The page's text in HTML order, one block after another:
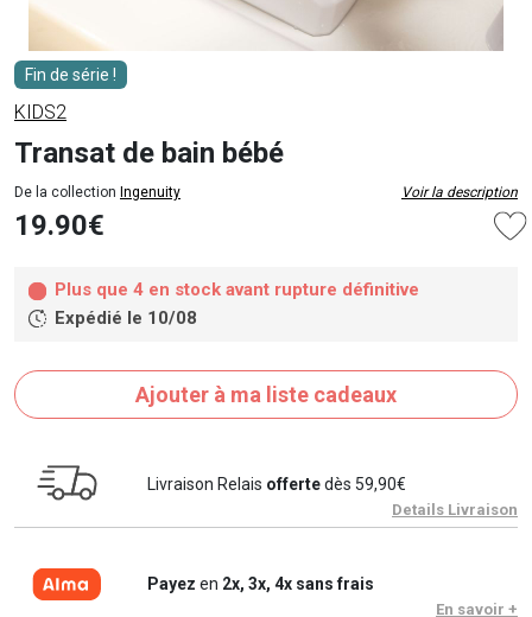
Fin de série !
KIDS2
Transat de bain bébé
De la collection Ingenuity Voir la description
19.90€
Plus que 4 en stock avant rupture définitive
Expédié le 10/08
Ajouter à ma liste cadeaux
Livraison Relais offertedès 59,90€
Details Livraison
Payez en 2x, 3x, 4x sans frais
En savoir +